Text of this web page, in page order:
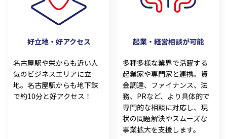
好立地・好アクセス
名古屋駅や栄からも近い人
気のビジネスエリアに立
地。名古屋駅からも地下鉄
で約10分と好アクセス！
起業・経営相談が可能
多種多様な業界で活躍する
起業家や専門家と連携。資
金調達、ファイナンス、法
務、PRなど、より具体的で
専門的な相談に対応し、現
状の問題解決やスムーズな
事業拡大を支援します。